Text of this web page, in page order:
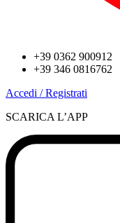
+39 0362 900912
+39 346 0816762
Accedi / Registrati
SCARICA L’APP